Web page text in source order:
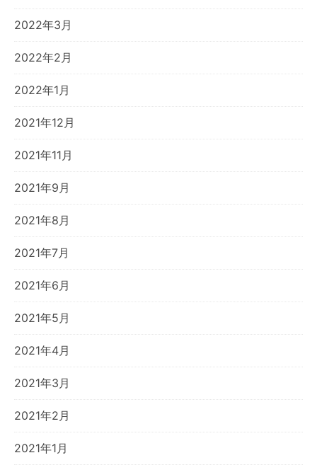
2022年3月
2022年2月
2022年1月
2021年12月
2021年11月
2021年9月
2021年8月
2021年7月
2021年6月
2021年5月
2021年4月
2021年3月
2021年2月
2021年1月